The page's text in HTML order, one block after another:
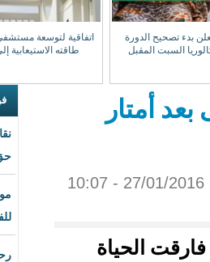
اتفاقية لتوسعة مستشفى الصداقة ورفع
طاقته الاستيعابية إلى 200 سرير
ولد
نقابة المهن التمثيلية
موريتانيا: ما هو الوضع
رحيل الفنان القدير